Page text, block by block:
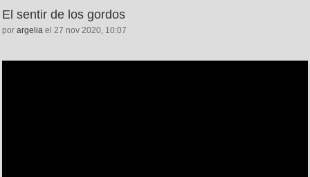
El sentir de los gordos
por argelia el 27 nov 2020, 10:07